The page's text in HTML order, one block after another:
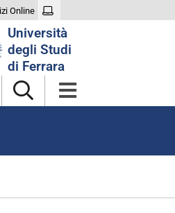
Online
Università
degli Studi
di Ferrara